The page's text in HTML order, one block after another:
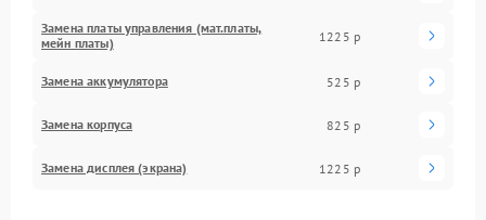
Замена платы управления (мат.платы,
мейн платы)
1225 р
Замена аккумулятора 525 р
Замена корпуса 825 р
Замена дисплея (экрана) 1225 р